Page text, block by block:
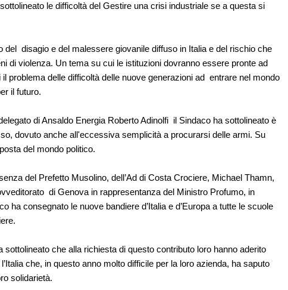
le difficoltà del Gestire una crisi industriale se a questa si
del disagio e del malessere giovanile diffuso in Italia e del rischio che
di violenza. Un tema su cui le istituzioni dovranno essere pronte ad
problema delle difficoltà delle nuove generazioni ad entrare nel mondo
il futuro.
di Ansaldo Energia Roberto Adinolfi il Sindaco ha sottolineato è
dovuto anche all'eccessiva semplicità a procurarsi delle armi. Su
del mondo politico.
del Prefetto Musolino, dell’Ad di Costa Crociere, Michael Thamn,
di Genova in rappresentanza del Ministro Profumo, in
ha consegnato le nuove bandiere d’Italia e d’Europa a tutte le scuole
sottolineato che alla richiesta di questo contributo loro hanno aderito
che, in questo anno molto difficile per la loro azienda, ha saputo
solidarietà.